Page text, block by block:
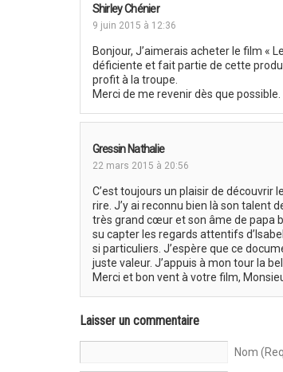
Shirley Chénier
9 juin 2015 à 12:36
Bonjour, J’aimerais acheter le film «
déficiente et fait partie de cette
profit à la troupe.
Merci de me revenir dès que possible.
Gressin Nathalie
22 mars 2015 à 20:56
C’est toujours un plaisir de découvrir
rire. J’y ai reconnu bien là son talent
très grand cœur et son âme de papa
su capter les regards attentifs
si particuliers. J’espère que ce
juste valeur. J’appuis à mon tour la
Merci et bon vent à votre film,
Laisser un commentaire
Nom